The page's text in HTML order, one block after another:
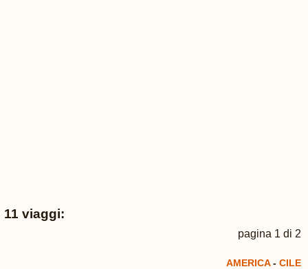
11 viaggi:
pagina 1 di 2
AMERICA- CILE